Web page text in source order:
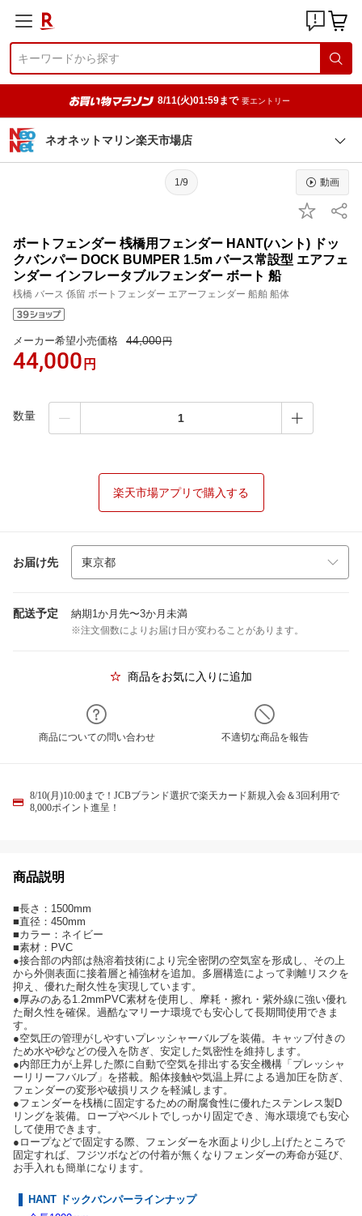
8/11(火)01:59まで 要エントリー
ネオネットマリン楽天市場店
1/9 動画
ボートフェンダー 桟橋用フェンダー HANT(ハント) ドッ
クバンパー DOCK BUMPER 1.5m バース常設型 エアフェ
ンダー インフレータブルフェンダー ボート 船
桟橋 バース 係留 ボートフェンダー エアーフェンダー 船舶 船体
メーカー希望小売価格 44,000円
44,000 円
数量
楽天市場アプリで購入する
お届け先
配送予定 納期1か月先〜3か月未満
※注文個数によりお届け日が変わることがあります。
商品をお気に入りに追加
商品についての問い合わせ 不適切な商品を報告
8/10(月)10:00まで！JCBブランド選択で楽天カード新規入会＆3回利用で
8,000ポイント進呈！
商品説明
■長さ：1500mm
■直径：450mm
■カラー：ネイビー
■素材：PVC
●接合部の内部は熱溶着技術により完全密閉の空気室を形成し、その上
から外側表面に接着層と補強材を追加。多層構造によって剥離リスクを
抑え、優れた耐久性を実現しています。
●厚みのある1.2mmPVC素材を使用し、摩耗・擦れ・紫外線に強い優れ
た耐久性を確保。過酷なマリーナ環境でも安心して長期間使用できま
す。
●空気圧の管理がしやすいプレッシャーバルブを装備。キャップ付きの
ため水や砂などの侵入を防ぎ、安定した気密性を維持します。
●内部圧力が上昇した際に自動で空気を排出する安全機構「プレッシャ
ーリリーフバルブ」を搭載。船体接触や気温上昇による過加圧を防ぎ、
フェンダーの変形や破損リスクを軽減します。
●フェンダーを桟橋に固定するための耐腐食性に優れたステンレス製D
リングを装備。ロープやベルトでしっかり固定でき、海水環境でも安心
して使用できます。
●ロープなどで固定する際、フェンダーを水面より少し上げたところで
固定すれば、フジツボなどの付着が無くなりフェンダーの寿命が延び、
お手入れも簡単になります。
HANT ドックバンパーラインナップ